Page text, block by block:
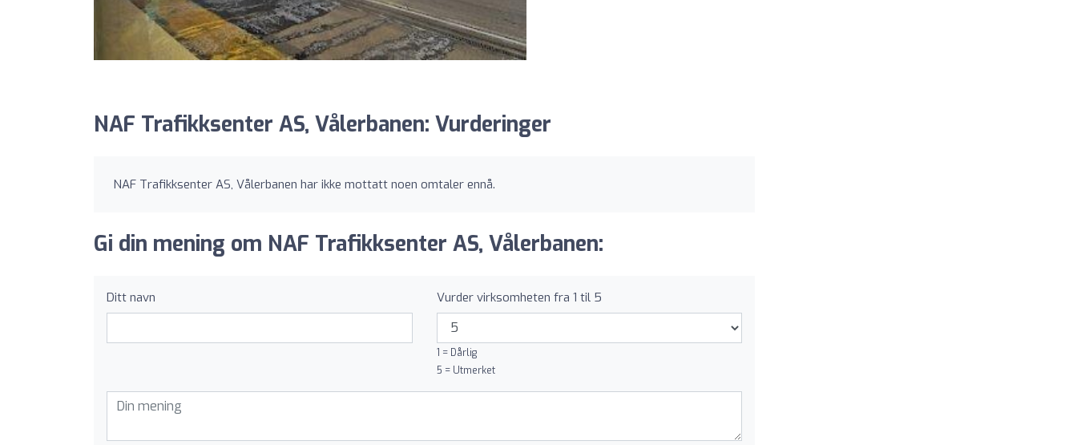
NAF Trafikksenter AS, Vålerbanen: Vurderinger
NAF Trafikksenter AS, Vålerbanen har ikke mottatt noen omtaler ennå.
Gi din mening om NAF Trafikksenter AS, Vålerbanen:
Ditt navn Vurder virksomheten fra 1 til 5
1 = Dårlig
5 = Utmerket